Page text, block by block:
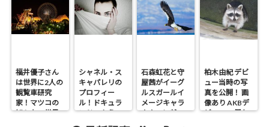
福井優子さん
は世界に2人の
観覧車研究
家！マツコの
知らない世界
シャネル・ス
キャパレリの
プロフィー
ル！ドキュラ
ンドへようこ
石森虹花と守
屋茜がイーグ
ルスガールイ
メージキャラ
クターに就
柏木由紀 デビ
ュー当時の写
真を公開！ 画
像あり AKBデ
ビュー13周年